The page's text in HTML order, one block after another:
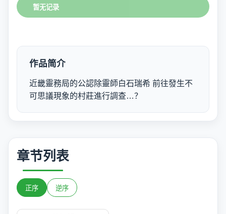
暂无记录
作品简介
近畿靈務局的公認除靈師白石瑞希 前往發生不
可思議現象的村莊進行調查…？
章节列表
正序 逆序